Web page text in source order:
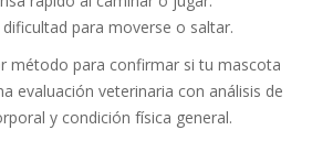
para moverse o saltar.
método para confirmar si tu mascota
evaluación veterinaria con análisis de
y condición física general.